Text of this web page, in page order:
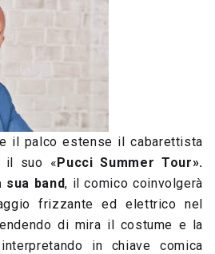
il palco estense il cabarettista
il suo «Pucci Summer Tour».
sua band, il comico coinvolgerà
frizzante ed elettrico nel
di mira il costume e la
in chiave comica